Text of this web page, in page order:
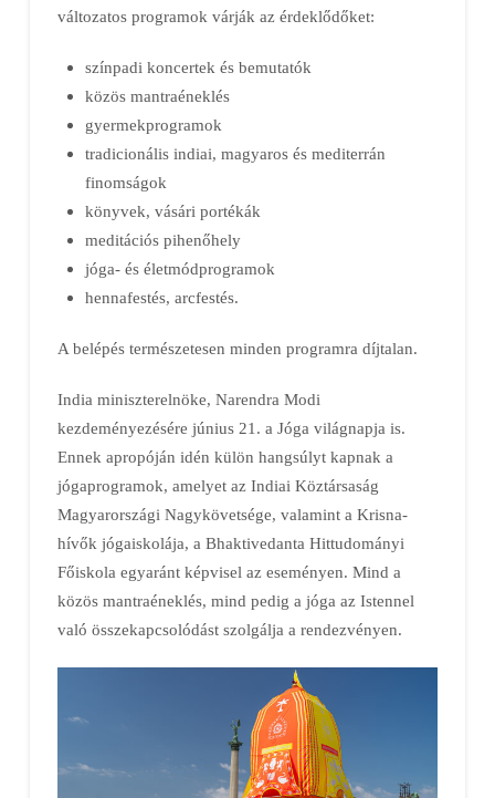
változatos programok várják az érdeklődőket:
színpadi koncertek és bemutatók
közös mantraéneklés
gyermekprogramok
tradicionális indiai, magyaros és mediterrán
finomságok
könyvek, vásári portékák
meditációs pihenőhely
jóga- és életmódprogramok
hennafestés, arcfestés.
A belépés természetesen minden programra díjtalan.
India miniszterelnöke, Narendra Modi
kezdeményezésére június 21. a Jóga világnapja is.
Ennek apropóján idén külön hangsúlyt kapnak a
jógaprogramok, amelyet az Indiai Köztársaság
Magyarországi Nagykövetsége, valamint a Krisna-
hívők jógaiskolája, a Bhaktivedanta Hittudományi
Főiskola egyaránt képvisel az eseményen. Mind a
közös mantraéneklés, mind pedig a jóga az Istennel
való összekapcsolódást szolgálja a rendezvényen.